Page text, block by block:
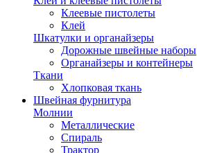
Клеевые пистолеты
Клей
Шкатулки и органайзеры
Дорожные швейные наборы
Органайзеры и контейнеры
Ткани
Хлопковая ткань
Швейная фурнитура
Молнии
Металлические
Спираль
Трактор